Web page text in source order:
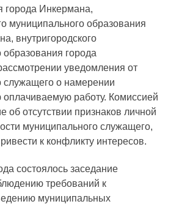
города Инкермана,
муниципального образования
внутригородского
города
уведомления от
служащего о намерении
работу. Комиссией
об отсутствии признаков личной
муниципального служащего,
к конфликту интересов.
состоялось заседание
требований к
муниципальных